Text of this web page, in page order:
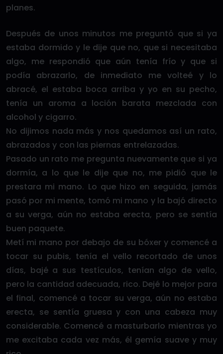
planes.
Después de unos minutos me preguntó que si ya
estaba dormido y le dije que no, que si necesitaba
algo, me respondió que aún tenía frío y que si
podía abrazarlo, de inmediato me volteé y lo
abracé, el estaba boca arriba y yo en su pecho,
tenía un aroma a loción barata mezclada con
alcohol y cigarro.
No dijimos nada más y nos quedamos así un rato,
abrazados y con las piernas entrelazadas.
Pasado un rato me pregunta nuevamente que si ya
dormía, a lo que le dije que no, me pidió que le
prestara mi mano. Lo que hizo en seguida, jamás
pasó por mi mente, tomó mi mano y la bajó directo
a su verga, aún no estaba erecta, pero se sentía
buen paquete.
Metí mi mano por debajo de su bóxer y comencé a
tocar su pubis, tenía el vello recortado de unos
días, bajé a sus testículos, tenían algo de vello,
pero la cantidad adecuada, rico. Dejé lo mejor para
el final, comencé a tocar su verga, aún no estaba
erecta, se sentía gruesa y con una cabeza muy
considerable. Comencé a masturbarlo mientras yo
me excitaba cada vez más, él gemía suave y muy